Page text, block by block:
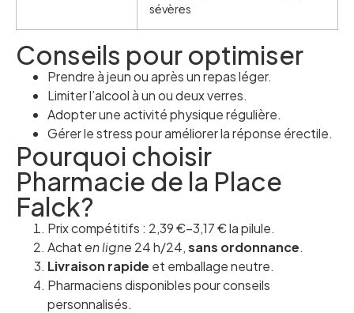
sévères
Conseils pour optimiser
Prendre à jeun ou après un repas léger.
Limiter l’alcool à un ou deux verres.
Adopter une activité physique régulière.
Gérer le stress pour améliorer la réponse érectile.
Pourquoi choisir
Pharmacie de la Place
Falck?
Prix compétitifs : 2,39 €–3,17 € la pilule.
Achat en ligne 24 h/24,sans ordonnance.
Livraison rapide et emballage neutre.
Pharmaciens disponibles pour conseils
personnalisés.